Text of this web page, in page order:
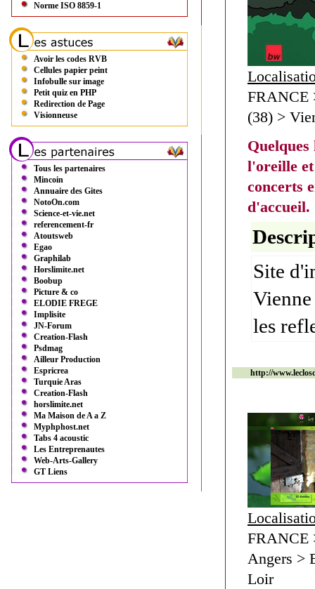
Norme ISO 8859-1
Avoir les codes RVB
Cellules papier peint
Infobulle sur image
Petit quiz en PHP
Redirection de Page
Visionneuse
Tous les partenaires
Mincoin
Annuaire des Gites
NotoOn.com
Science-et-vie.net
referencement-fr
Atoutsweb
Egao
Graphilab
Horslimite.net
Boobup
Picture & co
ELODIE FREGE
Implisite
JN-Forum
Creation-Flash
Psdmag
Ailleur Production
Espricrea
Turquie Aras
Creation-Flash
horslimite.net
Ma Maison de A a Z
Myphphost.net
Tabs 4 acoustic
Les Entreprenautes
Web-Arts-Gallery
GT Liens
FRANCE
(38) >
l'oreille et
concerts
d'accueil.
Site
les
http://
FRANCE
Angers >
Loir